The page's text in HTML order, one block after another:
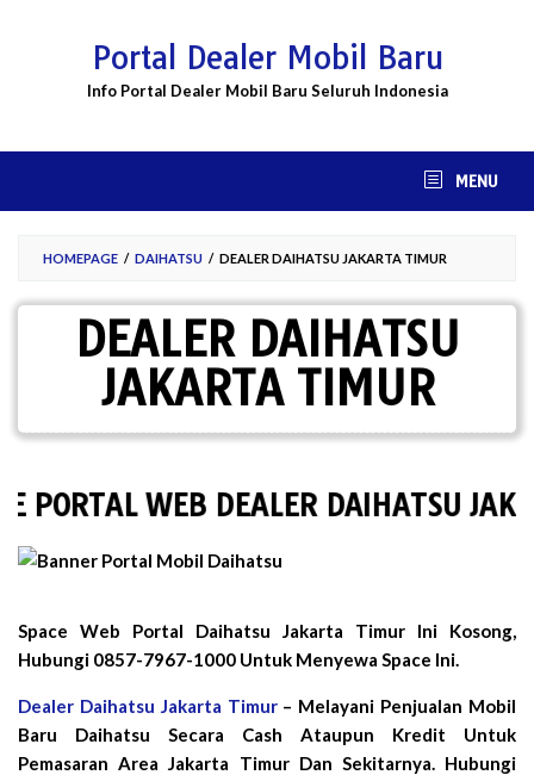
Portal Dealer Mobil Baru
Info Portal Dealer Mobil Baru Seluruh Indonesia
MENU
HOMEPAGE / DAIHATSU / DEALER DAIHATSU JAKARTA TIMUR
DEALER DAIHATSU
JAKARTA TIMUR
WEB DEALER DAIHATSU
Space Web Portal Daihatsu Jakarta Timur Ini Kosong,
Hubungi 0857-7967-1000 Untuk Menyewa Space Ini.
Dealer Daihatsu Jakarta Timur– Melayani Penjualan Mobil
Baru Daihatsu Secara Cash Ataupun Kredit Untuk
Pemasaran Area Jakarta Timur Dan Sekitarnya. Hubungi